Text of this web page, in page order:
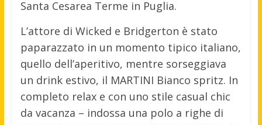
Santa Cesarea Terme in Puglia.
L’attore di Wicked e Bridgerton è stato
paparazzato in un momento tipico italiano,
quello dell’aperitivo, mentre sorseggiava
un drink estivo, il MARTINI Bianco spritz. In
completo relax e con uno stile casual chic
da vacanza – indossa una polo a righe di